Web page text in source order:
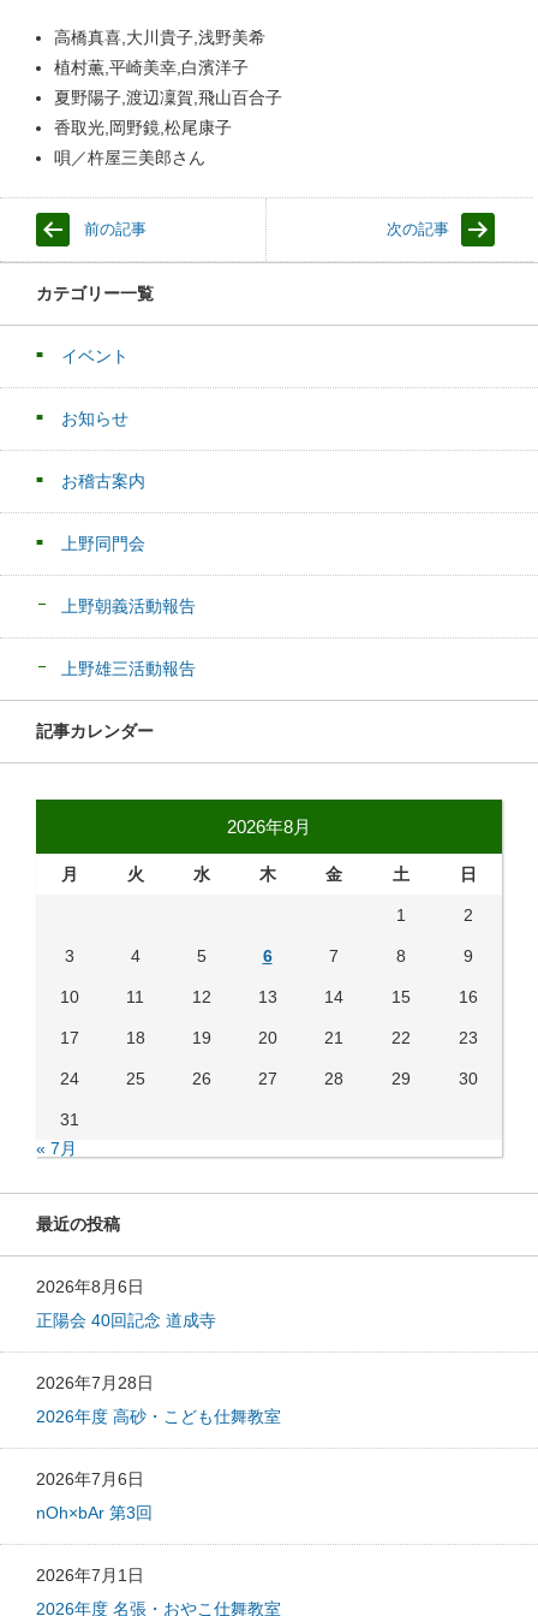
高橋真喜,大川貴子,浅野美希
植村薫,平崎美幸,白濱洋子
夏野陽子,渡辺凜賀,飛山百合子
香取光,岡野鏡,松尾康子
唄／杵屋三美郎さん
前の記事 次の記事
カテゴリー一覧
イベント
お知らせ
お稽古案内
上野同門会
上野朝義活動報告
上野雄三活動報告
記事カレンダー
2026年8月
月 火 水 木 金 土 日
1 2
3 4 5 6 7 8 9
10 11 12 13 14 15 16
17 18 19 20 21 22 23
24 25 26 27 28 29 30
31
« 7月
最近の投稿
2026年8月6日
正陽会 40回記念 道成寺
2026年7月28日
2026年度 高砂・こども仕舞教室
2026年7月6日
nOh×bAr 第3回
2026年7月1日
2026年度 名張・おやこ仕舞教室